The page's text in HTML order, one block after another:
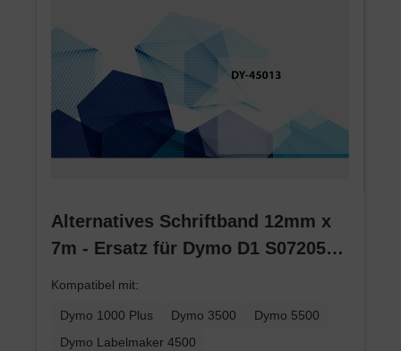
Alternatives Schriftband 12mm x
7m - Ersatz für Dymo D1 S0720530
Kompatibel mit:
Dymo 1000 Plus Dymo 3500
Dymo 5500
Dymo Labelmaker 4500